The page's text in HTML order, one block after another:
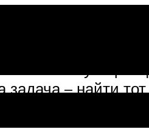
провода.
– найти
найдем